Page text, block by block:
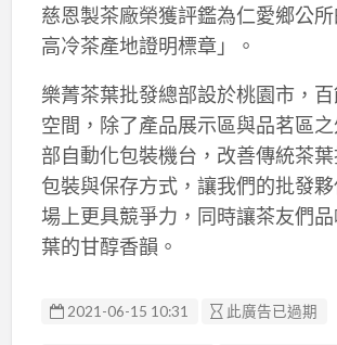
慈恩製茶廠榮獲評鑑為仁愛鄉公
高冷茶產地證明標章」。
樂菁茶葉批發總部設於桃園市，
空間，除了產品展示區與品茗區
部自動化包裝機台，改善傳統茶
包裝與保存方式，讓我們的批發
場上更具競爭力，同時讓茶友們
葉的甘醇香韻。
2021-06-15 10:31 此廣告已過期